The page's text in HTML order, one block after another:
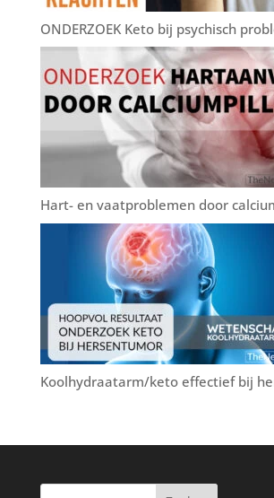
ONDERZOEK Keto bij psychisch
Hart- en vaatproblemen door
Koolhydraatarm/keto effectief bij